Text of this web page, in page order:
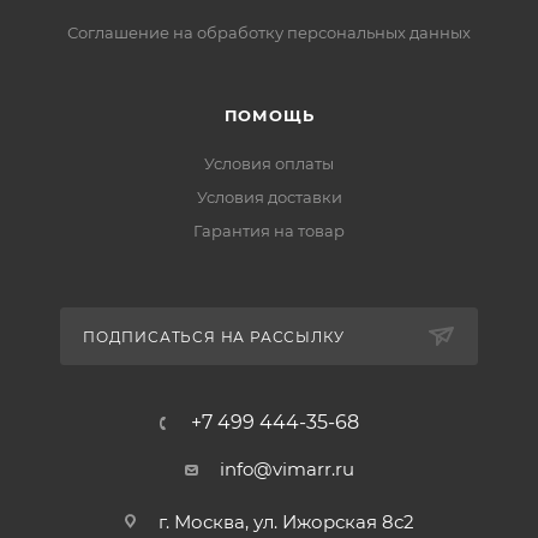
Соглашение на обработку персональных данных
ПОМОЩЬ
Условия оплаты
Условия доставки
Гарантия на товар
ПОДПИСАТЬСЯ НА РАССЫЛКУ
+7 499 444-35-68
info@vimarr.ru
г. Москва, ул. Ижорская 8с2